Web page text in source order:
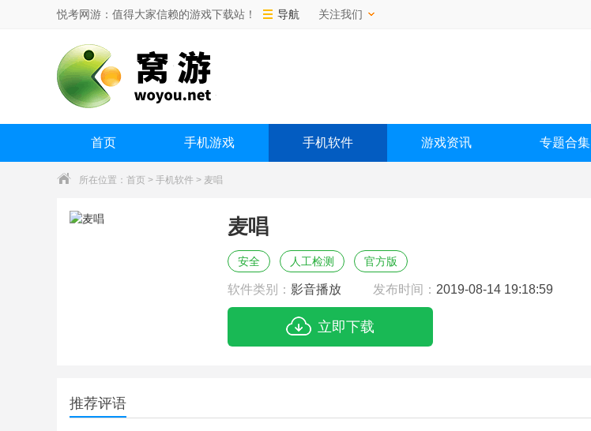
悦考网游：值得大家信赖的游戏下载站！ 导航 关注我们
首页 手机游戏 手机软件 游戏资讯 专题合集
所在位置： 首页 > 手机软件 > 麦唱
麦唱
安全 人工检测 官方版
软件类别： 影音播放 发布时间： 2019-08-14 19:18:59
立即下载
推荐评语